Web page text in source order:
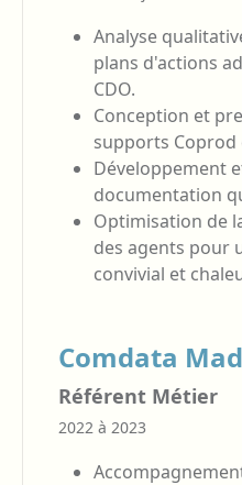
Analyse
plans d'actions
CDO.
Conception et
supports Coprod
Développement
documentation
Optimisation de
des agents pour
convivial et
Comdata
Référent Métier
2022 à 2023